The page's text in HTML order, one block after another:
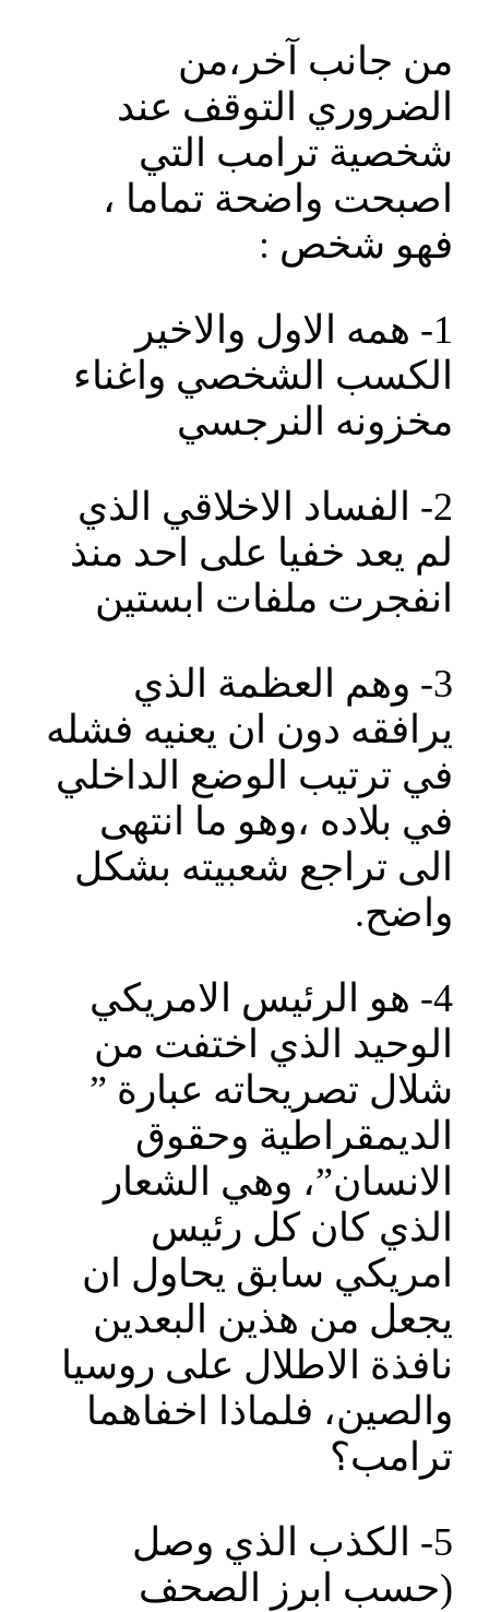
من جانب آخر،من
الضروري التوقف عند
شخصية ترامب التي
اصبحت واضحة تماما ،
فهو شخص :
1- همه الاول والاخير
الكسب الشخصي واغناء
مخزونه النرجسي
2- الفساد الاخلاقي الذي
لم يعد خفيا على احد منذ
انفجرت ملفات ابستين
3- وهم العظمة الذي
يرافقه دون ان يعنيه فشله
في ترتيب الوضع الداخلي
في بلاده ،وهو ما انتهى
الى تراجع شعبيته بشكل
واضح.
4- هو الرئيس الامريكي
الوحيد الذي اختفت من
شلال تصريحاته عبارة ”
الديمقراطية وحقوق
الانسان”، وهي الشعار
الذي كان كل رئيس
امريكي سابق يحاول ان
يجعل من هذين البعدين
نافذة الاطلال على روسيا
والصين، فلماذا اخفاهما
ترامب؟
5- الكذب الذي وصل
(حسب ابرز الصحف